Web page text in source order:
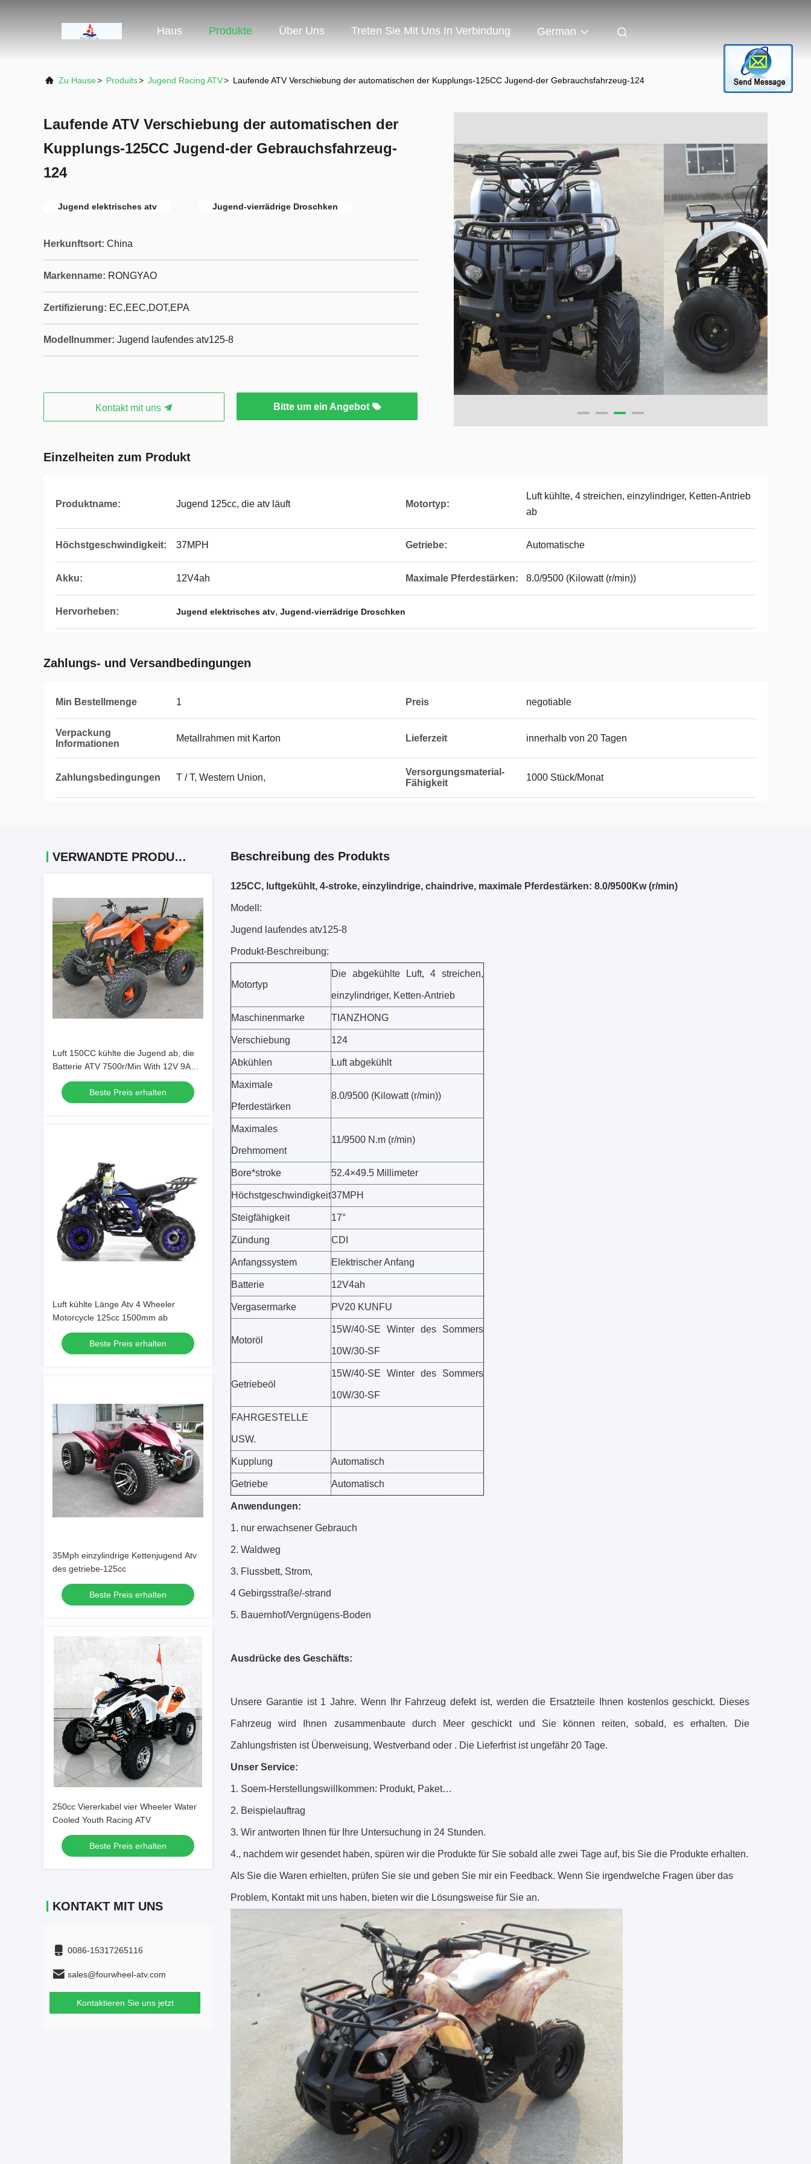
Haus Produkte Über Uns Treten Sie Mit Uns In Verbindung German
Zu Hause> Produits> Jugend Racing ATV> Laufende ATV Verschiebung der automatischen der Kupplungs-125CC Jugend-der Gebrauchsfahrzeug-124
Laufende ATV Verschiebung der automatischen der
Kupplungs-125CC Jugend-der Gebrauchsfahrzeug-
124
Jugend elektrisches atv Jugend-vierrädrige Droschken
Herkunftsort: China
Markenname: RONGYAO
Zertifizierung: EC,EEC,DOT,EPA
Modellnummer: Jugend laufendes atv125-8
Kontakt mit uns Bitte um ein Angebot
Einzelheiten zum Produkt
Produktname: Jugend 125cc, die atv läuft Motortyp:
Luft kühlte, 4 streichen, einzylindriger, Ketten-Antrieb
ab
Höchstgeschwindigkeit: 37MPH Getriebe: Automatische
Akku: 12V4ah Maximale Pferdestärken: 8.0/9500 (Kilowatt (r/min))
Hervorheben: Jugend elektrisches atv, Jugend-vierrädrige Droschken
Zahlungs- und Versandbedingungen
Min Bestellmenge 1 Preis negotiable
Verpackung
Informationen
Metallrahmen mit Karton Lieferzeit innerhalb von 20 Tagen
Zahlungsbedingungen T / T, Western Union,
Versorgungsmaterial-
Fähigkeit
1000 Stück/Monat
VERWANDTE PRODUKTE
Luft 150CC kühlte die Jugend ab, die
Batterie ATV 7500r/Min With 12V 9AH
Beste Preis erhalten
Luft kühlte Länge Atv 4 Wheeler
Motorcycle 125cc 1500mm ab
Beste Preis erhalten
35Mph einzylindrige Kettenjugend Atv
des getriebe-125cc
Beste Preis erhalten
250cc Viererkabel vier Wheeler Water
Cooled Youth Racing ATV
Beste Preis erhalten
KONTAKT MIT UNS
0086-15317265116
sales@fourwheel-atv.com
Kontaktieren Sie uns jetzt
Beschreibung des Produkts
125CC, luftgekühlt, 4-stroke, einzylindrige, chaindrive, maximale Pferdestärken: 8.0/9500Kw (r/min)
Modell:
Jugend laufendes atv125-8
Produkt-Beschreibung:
Motortyp
Die abgekühlte Luft, 4 streichen,
einzylindriger, Ketten-Antrieb
Maschinenmarke TIANZHONG
Verschiebung 124
Abkühlen Luft abgekühlt
Maximale
Pferdestärken
8.0/9500 (Kilowatt (r/min))
Maximales
Drehmoment
11/9500 N.m (r/min)
Bore*stroke 52.4×49.5 Millimeter
Höchstgeschwindigkeit37MPH
Steigfähigkeit 17°
Zündung CDI
Anfangssystem Elektrischer Anfang
Batterie 12V4ah
Vergasermarke PV20 KUNFU
Motoröl
15W/40-SE Winter des Sommers
10W/30-SF
Getriebeöl
15W/40-SE Winter des Sommers
10W/30-SF
FAHRGESTELLE
USW.
Kupplung Automatisch
Getriebe Automatisch
Anwendungen:
1. nur erwachsener Gebrauch
2. Waldweg
3. Flussbett, Strom,
4 Gebirgsstraße/-strand
5. Bauernhof/Vergnügens-Boden
Ausdrücke des Geschäfts:
Unsere Garantie ist 1 Jahre. Wenn Ihr Fahrzeug defekt ist, werden die Ersatzteile Ihnen kostenlos geschickt. Dieses
Fahrzeug wird Ihnen zusammenbaute durch Meer geschickt und Sie können reiten, sobald, es erhalten. Die
Zahlungsfristen ist Überweisung, Westverband oder . Die Lieferfrist ist ungefähr 20 Tage.
Unser Service:
1. Soem-Herstellungswillkommen: Produkt, Paket…
2. Beispielauftrag
3. Wir antworten Ihnen für Ihre Untersuchung in 24 Stunden.
4., nachdem wir gesendet haben, spüren wir die Produkte für Sie sobald alle zwei Tage auf, bis Sie die Produkte erhalten.
Als Sie die Waren erhielten, prüfen Sie sie und geben Sie mir ein Feedback. Wenn Sie irgendwelche Fragen über das
Problem, Kontakt mit uns haben, bieten wir die Lösungsweise für Sie an.